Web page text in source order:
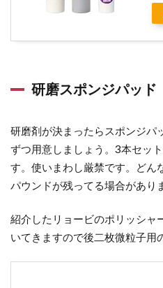
と
点
代
金
を
も
っ
て
を
研磨スポンジパッド
研磨剤が決まったらスポンジパ
ずつ用意しましょう。3本セッ
す。使いまわし厳禁です。どん
パウンドが残ってる場合があり
紹介したリョービのポリッシャ
いてきますので後二枚微粒子用